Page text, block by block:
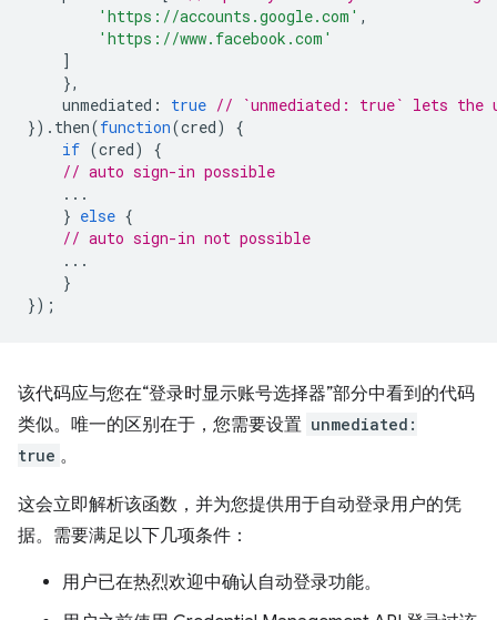
'https://accounts.google.com' ,
'https://www.facebook.com'
]
},
unmediated : true // `unmediated: true` lets the
}). then(function(cred)
{
if (cred)
{
// auto sign-in possible
...
} else {
// auto sign-in not possible
...
}
});
该代码应与您在“登录时显示账号选择器”部分中看到的代码
类似。唯一的区别在于，您需要设置 unmediated:
true 。
这会立即解析该函数，并为您提供用于自动登录用户的凭
据。需要满足以下几项条件：
用户已在热烈欢迎中确认自动登录功能。